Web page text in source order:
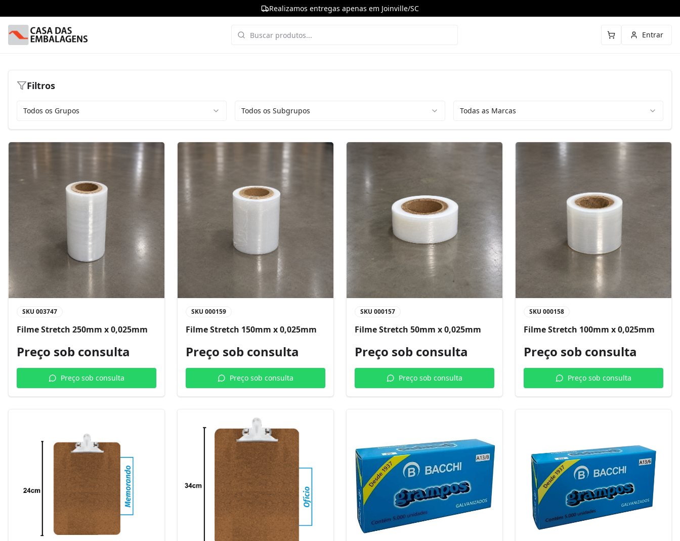
Realizamos entregas apenas em Joinville/SC
Entrar
Filtros
Todos os Grupos Todos os Subgrupos Todas as Marcas
SKU 003747
Filme Stretch 250mm x 0,025mm
Preço sob consulta
Preço sob consulta
SKU 000159
Filme Stretch 150mm x 0,025mm
Preço sob consulta
Preço sob consulta
SKU 000157
Filme Stretch 50mm x 0,025mm
Preço sob consulta
Preço sob consulta
SKU 000158
Filme Stretch 100mm x 0,025mm
Preço sob consulta
Preço sob consulta